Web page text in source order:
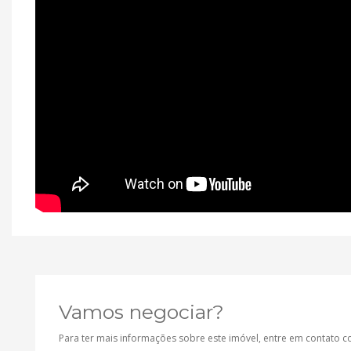
Vamos negociar?
Para ter mais informações sobre este imóvel, entre em contato